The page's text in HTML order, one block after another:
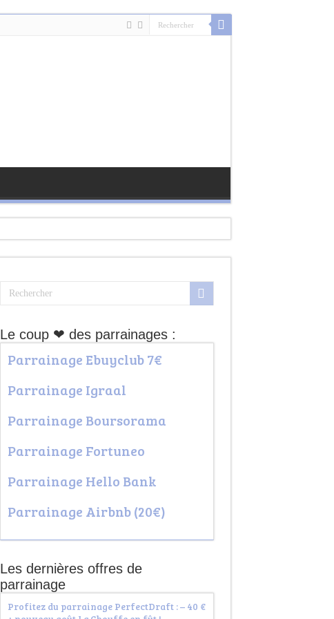
Le coup ❤ des parrainages :
Parrainage Ebuyclub 7€
Parrainage Igraal
Parrainage Boursorama
Parrainage Fortuneo
Parrainage Hello Bank
Parrainage Airbnb (20€)
Les dernières offres de
parrainage
Profitez du parrainage PerfectDraft : – 40 €